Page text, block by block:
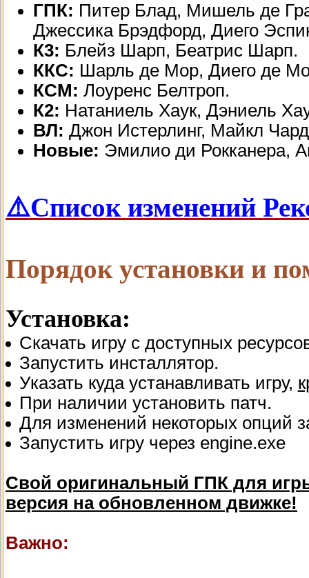
ГПК: Питер Блад, Мишель де
Джессика Брэдфорд, Диего
К3: Блейз Шарп, Беатрис Шарп.
ККС: Шарль де Мор, Диего де
КСМ: Лоуренс Белтроп.
К2: Натаниель Хаук, Дэниель
ВЛ: Джон Истерлинг, Майкл
Новые: Эмилио ди Рокканера,
⚠️Список изменений
Порядок установки и
Установка:
Скачать игру с доступных
Запустить инсталлятор.
Указать куда устанавливать игру,
При наличии установить патч.
Для изменений некоторых опций
Запустить игру через engine.exe
Свой оригинальный ГПК для
версия на обновленном движке!
Важно: